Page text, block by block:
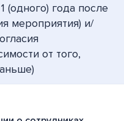
(одного) года после
мероприятия) и/
от того,